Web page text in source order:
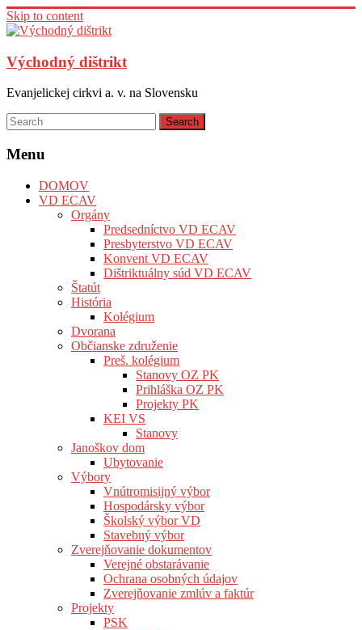
Skip to content
Východný dištrikt
Evanjelickej cirkvi a. v. na Slovensku
Menu
DOMOV
VD ECAV
Orgány
Predsedníctvo VD ECAV
Presbyterstvo VD ECAV
Konvent VD ECAV
Dištriktuálny súd VD ECAV
Štatút
História
Kolégium
Dvorana
Občianske združenie
Preš. kolégium
Stanovy OZ PK
Prihláška OZ PK
Projekty PK
KEI VS
Stanovy
Janoškov dom
Ubytovanie
Výbory
Vnútromisijný výbor
Hospodársky výbor
Školský výbor VD
Stavebný výbor
Zverejňovanie dokumentov
Verejné obstarávanie
Ochrana osobných údajov
Zverejňovanie zmlúv a faktúr
Projekty
PSK